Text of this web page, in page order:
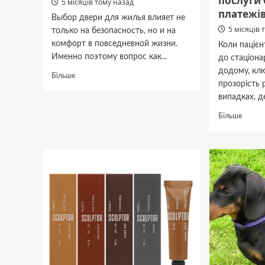
5 місяців тому назад
Выбор двери для жилья влияет не
только на безопасность, но и на
комфорт в повседневной жизни.
Именно поэтому вопрос как...
БільшеДокладніше
частного
5 місяців
Коли
до
додому,
прозорість
випадках,
Більше
хворих
у
Києві:
як